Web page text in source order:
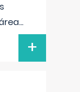
...
+